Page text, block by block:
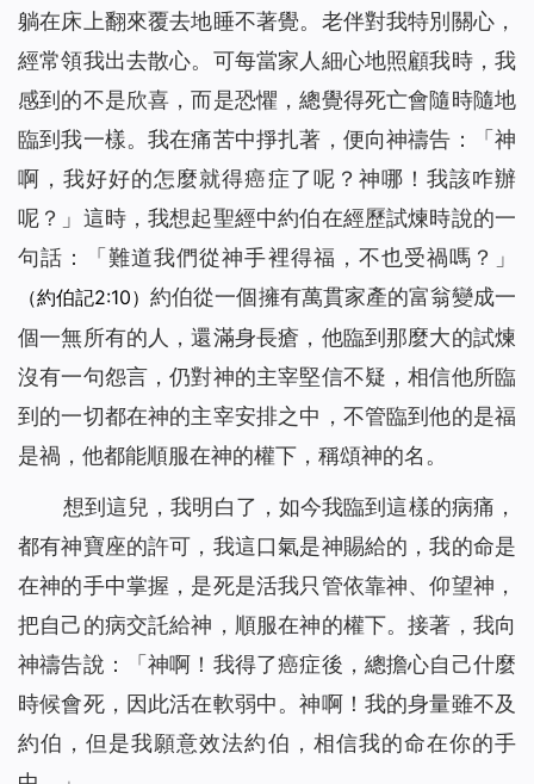
躺在床上翻來覆去地睡不著覺。老伴對我特別關心，
經常領我出去散心。可每當家人細心地照顧我時，我
感到的不是欣喜，而是恐懼，總覺得死亡會隨時隨地
臨到我一樣。我在痛苦中掙扎著，便向神禱告：「神
啊，我好好的怎麼就得癌症了呢？神哪！我該咋辦
呢？」這時，我想起聖經中約伯在經歷試煉時說的一
句話：「難道我們從神手裡得福，不也受禍嗎？」
（約伯記2:10）約伯從一個擁有萬貫家產的富翁變成一
個一無所有的人，還滿身長瘡，他臨到那麼大的試煉
沒有一句怨言，仍對神的主宰堅信不疑，相信他所臨
到的一切都在神的主宰安排之中，不管臨到他的是福
是禍，他都能順服在神的權下，稱頌神的名。
想到這兒，我明白了，如今我臨到這樣的病痛，
都有神寶座的許可，我這口氣是神賜給的，我的命是
在神的手中掌握，是死是活我只管依靠神、仰望神，
把自己的病交託給神，順服在神的權下。接著，我向
神禱告說：「神啊！我得了癌症後，總擔心自己什麼
時候會死，因此活在軟弱中。神啊！我的身量雖不及
約伯，但是我願意效法約伯，相信我的命在你的手